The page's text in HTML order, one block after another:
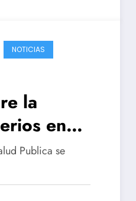
NOTICIAS
la
en
en casos
Publica se